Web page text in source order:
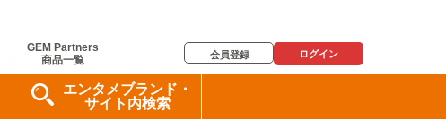
GEM Partners
商品一覧
会員登録 ログイン
エンタメブランド・
サイト内検索